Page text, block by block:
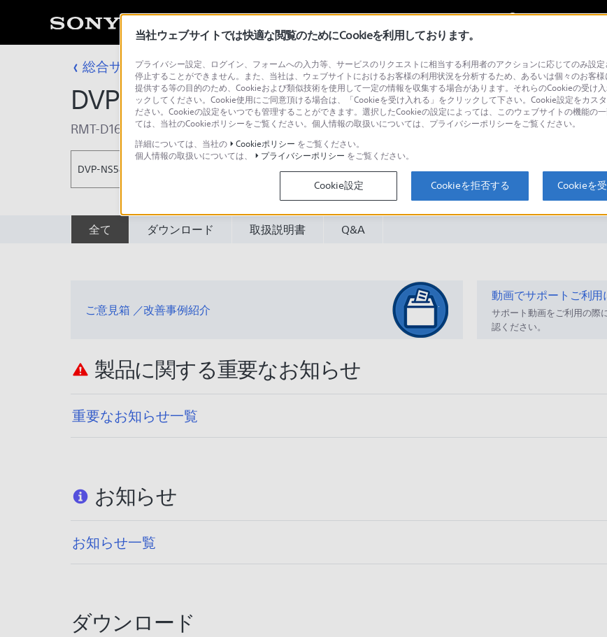
総合サポート・お問い合わせ DVD プレーヤー／レコーダー
DVP-NS585P
RMT-D166P ,RMT-D165P
DVP-NS585P
全て ダウンロード 取扱説明書 Q&A
ご意見箱 ／改善事例紹介
動画でサポートご利
サポート動画をご利用の際
認ください。
製品に関する重要なお知らせ
重要なお知らせ一覧
お知らせ
お知らせ一覧
ダウンロード
当社ウェブサイトでは快適な閲覧のためにCookieを利用しております。
プライバシー設定、ログイン、フォームへの入力等、サービスのリクエストに相当する利用者のアクションに応じてのみ設
停止することができません。また、当社は、ウェブサイトにおけるお客様の利用状況を分析するため、あるいは個々のお客
提供する等の目的のため、Cookieおよび類似技術を使用して一定の情報を収集する場合があります。それらのCookieの受け
ックしてください。Cookie使用にご同意頂ける場合は、「Cookieを受け入れる」をクリックして下さい。Cookie設定をカス
ださい。Cookieの設定をいつでも管理することができます。選択したCookieの設定によっては、このウェブサイトの機能の
ては、当社のCookieポリシーをご覧ください。個人情報の取扱いについては、プライバシーポリシーをご覧ください。
詳細については、当社の
Cookieポリシー をご覧ください。
個人情報の取扱いについては、
プライバシーポリシー をご覧ください。
Cookie設定 Cookieを拒否する Cookieを